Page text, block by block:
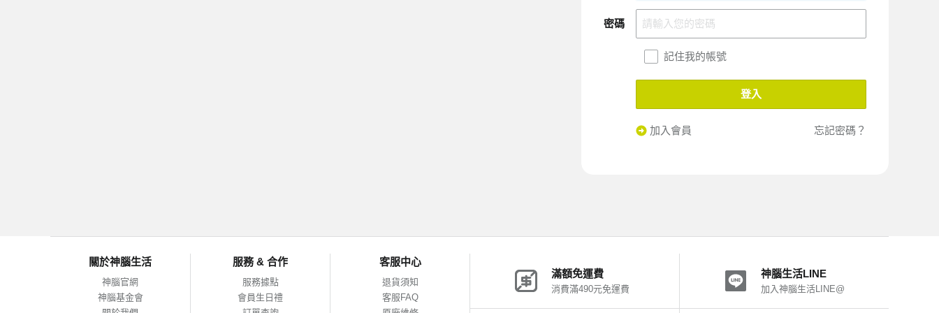
密碼
記住我的帳號
登入
加入會員 忘記密碼？
關於神腦生活
神腦官網
神腦基金會
服務 & 合作
服務據點
會員生日禮
客服中心
退貨須知
客服FAQ
滿額免運費
消費滿490元免運費
神腦生活LINE
加入神腦生活LINE@